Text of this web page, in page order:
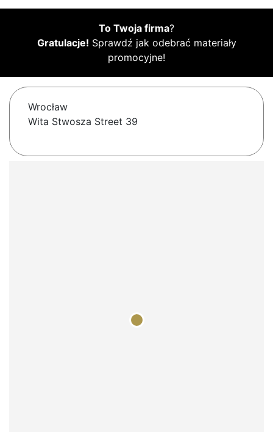
To Twoja firma?
Gratulacje! Sprawdź jak odebrać materiały
promocyjne!
Wrocław
Wita Stwosza Street 39